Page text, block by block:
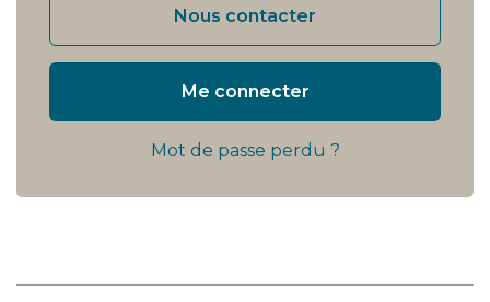
Nous contacter
Me connecter
Mot de passe perdu ?